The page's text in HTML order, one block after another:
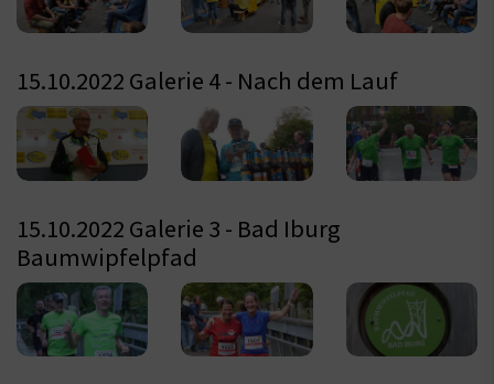
15.10.2022 Galerie 4 - Nach dem Lauf
15.10.2022 Galerie 3 - Bad Iburg
Baumwipfelpfad